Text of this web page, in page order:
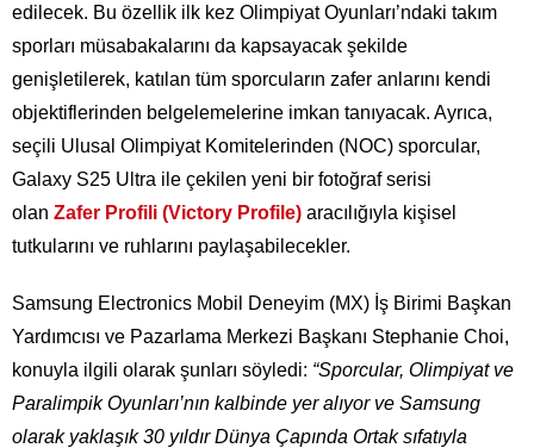
edilecek. Bu özellik ilk kez Olimpiyat Oyunları’ndaki takım
sporları müsabakalarını da kapsayacak şekilde
genişletilerek, katılan tüm sporcuların zafer anlarını kendi
objektiflerinden belgelemelerine imkan tanıyacak. Ayrıca,
seçili Ulusal Olimpiyat Komitelerinden (NOC) sporcular,
Galaxy S25 Ultra ile çekilen yeni bir fotoğraf serisi
olan Zafer Profili (Victory Profile) aracılığıyla kişisel
tutkularını ve ruhlarını paylaşabilecekler.
Samsung Electronics Mobil Deneyim (MX) İş Birimi Başkan
Yardımcısı ve Pazarlama Merkezi Başkanı Stephanie Choi,
konuyla ilgili olarak şunları söyledi: “Sporcular, Olimpiyat ve
Paralimpik Oyunları’nın kalbinde yer alıyor ve Samsung
olarak yaklaşık 30 yıldır Dünya Çapında Ortak sıfatıyla